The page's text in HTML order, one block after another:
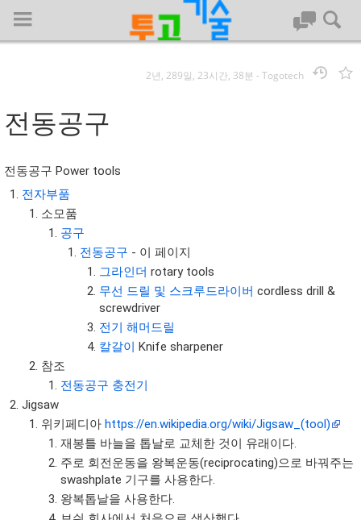
대문
회사명 :
투고기술
| 대표 : 김명기 | 사업자번호 : 142-08-78939
전화 : 031-8065-5299 | 주소 : (16954)) 경기도 용인시 기흥구 흥덕1
로 13, B동(complex동) 1213호(영덕동,흥덕IT밸리)
COPYRIGHT (C) 투고기술 ALL RIGHTS RESEVED
투고기술 위키 저작권
2년, 289일, 23시간, 38분 -Togotech
전동공구
전동공구 Power tools
전자부품
소모품
공구
전동공구 - 이 페이지
그라인더 rotary tools
무선 드릴 및 스크루드라이버 cordless drill &
screwdriver
전기 해머드릴
칼갈이 Knife sharpener
참조
전동공구 충전기
Jigsaw
위키페디아https://en.wikipedia.org/wiki/Jigsaw_(tool)
재봉틀 바늘을 톱날로 교체한 것이 유래이다.
주로 회전운동을 왕복운동(reciprocating)으로 바꿔주는
swashplate 기구를 사용한다.
왕복톱날을 사용한다.